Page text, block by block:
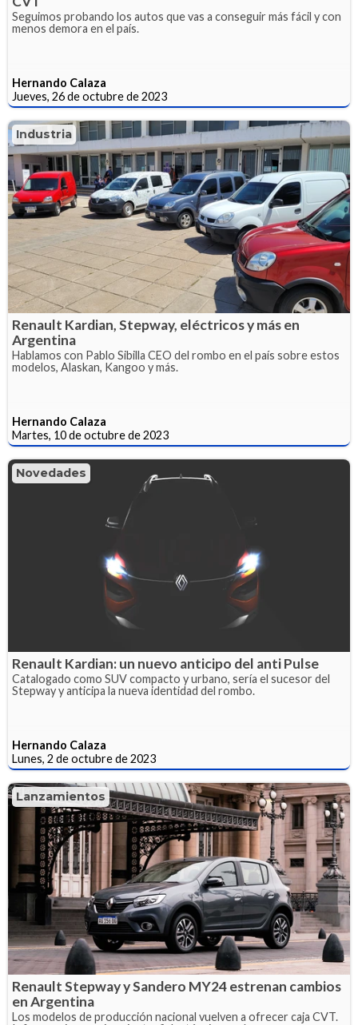
Seguimos probando los autos que vas a conseguir más fácil y con
menos demora en el país.
Hernando Calaza
Jueves, 26 de octubre de 2023
Industria
Renault Kardian, Stepway, eléctricos y más en
Argentina
Hablamos con Pablo Sibilla CEO del rombo en el país sobre estos
modelos, Alaskan, Kangoo y más.
Hernando Calaza
Martes, 10 de octubre de 2023
Novedades
Renault Kardian: un nuevo anticipo del anti Pulse
Catalogado como SUV compacto y urbano, sería el sucesor del
Stepway y anticipa la nueva identidad del rombo.
Hernando Calaza
Lunes, 2 de octubre de 2023
Lanzamientos
Renault Stepway y Sandero MY24 estrenan cambios
en Argentina
Los modelos de producción nacional vuelven a ofrecer caja CVT.